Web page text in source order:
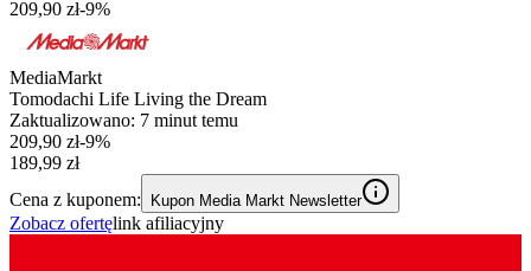
209,90 zł-9%
MediaMarkt
Tomodachi Life Living the Dream
Zaktualizowano: 7 minut temu
209,90 zł-9%
189,99 zł
Cena z kuponem:
Kupon Media Markt Newsletter
Zobacz ofertęlink afiliacyjny